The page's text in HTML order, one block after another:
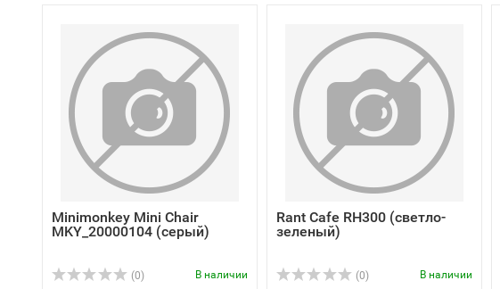
Minimonkey Mini Chair
MKY_20000104 (серый)
(0) В наличии
Rant Cafe RH300 (светло-
зеленый)
(0) В наличии